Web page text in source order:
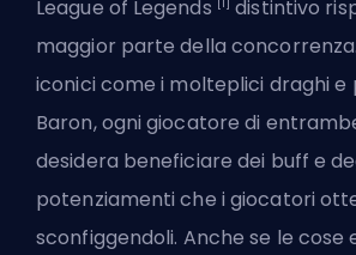
League of Legends
distintivo
maggior parte della
iconici come i molteplici draghi e
Baron, ogni giocatore di
desidera beneficiare dei buff e
potenziamenti che i giocatori
sconfiggendoli. Anche se le cose